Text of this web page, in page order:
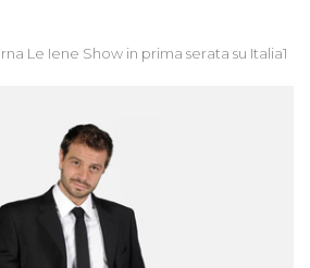
Le Iene Show in prima serata su Italia1